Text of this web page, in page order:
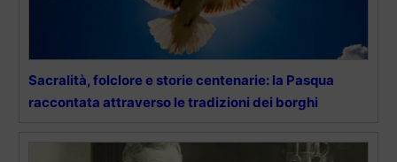
Sacralità, folclore e storie centenarie: la Pasqua
raccontata attraverso le tradizioni dei borghi